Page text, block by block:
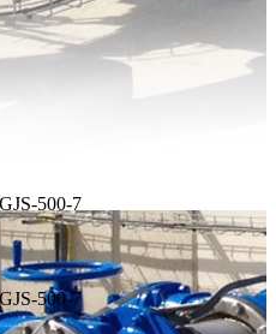
500-7
500-7